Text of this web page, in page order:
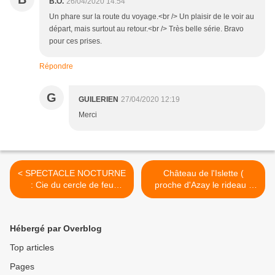
Un phare sur la route du voyage.<br /> Un plaisir de le voir au
départ, mais surtout au retour.<br /> Très belle série. Bravo
pour ces prises.
Répondre
G GUILERIEN 27/04/2020 12:19
Merci
< SPECTACLE NOCTURNE
: Cie du cercle de feu
(Médiévales de Saint
Château de l'Islette (
proche d'Azay le rideau -
Touraine) - août 2015 >
Hébergé par Overblog
Top articles
Pages